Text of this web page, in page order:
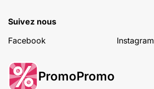
Suivez nous
Facebook
Instagram
PromoPromo